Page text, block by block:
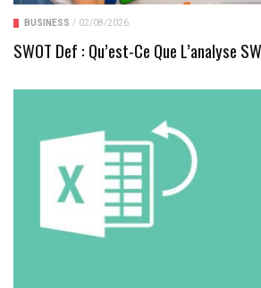
BUSINESS / 02/08/2026
SWOT Def : Qu’est-Ce Que L’analyse